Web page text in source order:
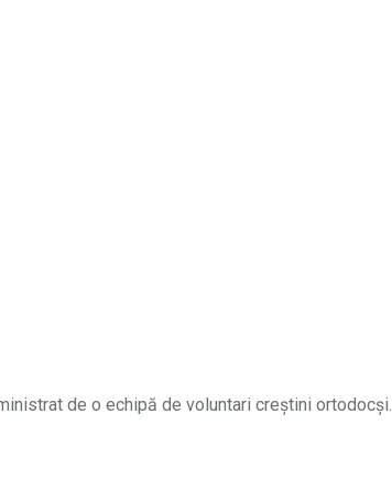
de o echipă de voluntari creștini ortodocși.